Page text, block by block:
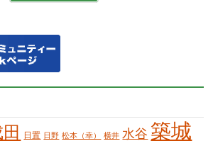
日置 日野 松本（幸） 横井 水谷 築城